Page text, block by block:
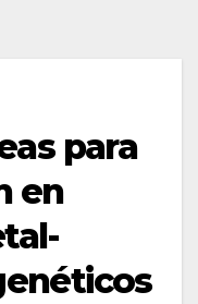
para
en